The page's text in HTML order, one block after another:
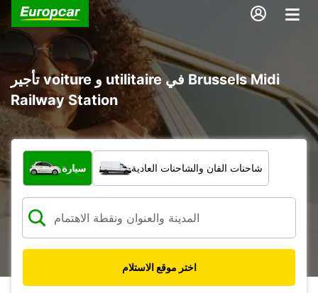
تأجير voiture و utilitaire في Brussels Midi
Railway Station
ما نوع المركبة؟
سيارة شاحنات الفان والشاحنات العادية
اختر موقع الاستلام